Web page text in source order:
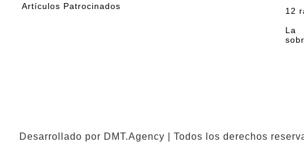
Artículos Patrocinados
12
La
Desarrollado por DMT.Agency | Todos los derechos